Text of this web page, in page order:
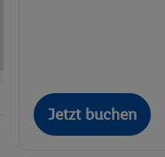
Jetzt buchen